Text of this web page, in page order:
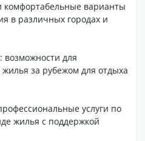
варианты
в различных городах и
возможности для
за рубежом для отдыха
услуги по
жилья с поддержкой